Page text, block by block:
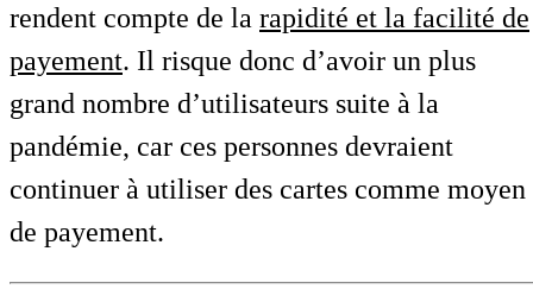
rendent compte de la rapidité et la facilité de
payement. Il risque donc d’avoir un plus
grand nombre d’utilisateurs suite à la
pandémie, car ces personnes devraient
continuer à utiliser des cartes comme moyen
de payement.